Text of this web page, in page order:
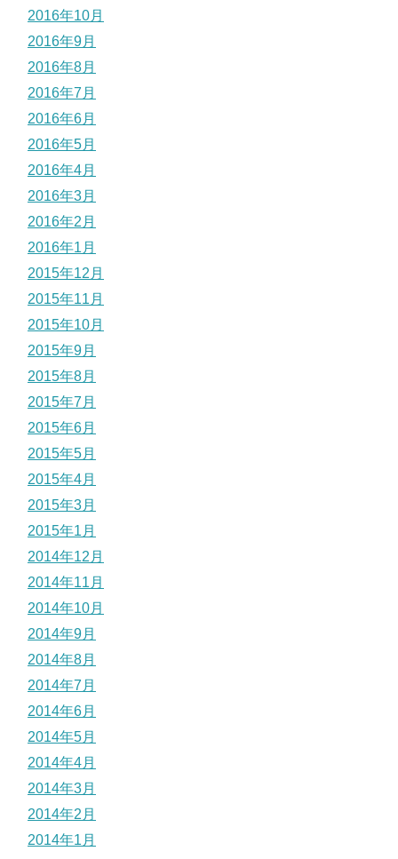
2016年10月
2016年9月
2016年8月
2016年7月
2016年6月
2016年5月
2016年4月
2016年3月
2016年2月
2016年1月
2015年12月
2015年11月
2015年10月
2015年9月
2015年8月
2015年7月
2015年6月
2015年5月
2015年4月
2015年3月
2015年1月
2014年12月
2014年11月
2014年10月
2014年9月
2014年8月
2014年7月
2014年6月
2014年5月
2014年4月
2014年3月
2014年2月
2014年1月